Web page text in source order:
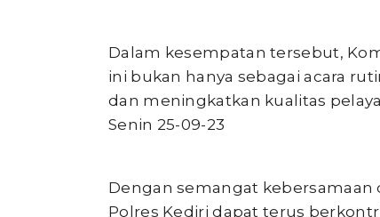
Dalam kesempatan tersebut,
ini bukan hanya sebagai acara
dan meningkatkan kualitas
Senin 25-09-23
Dengan semangat
Polres Kediri dapat terus